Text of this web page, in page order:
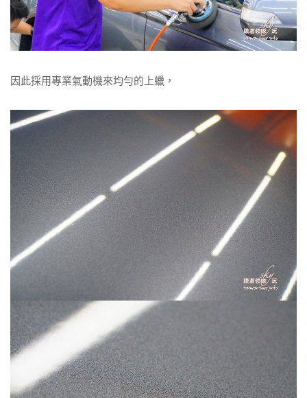
因此採用專業氣動機來均勻的上蠟，